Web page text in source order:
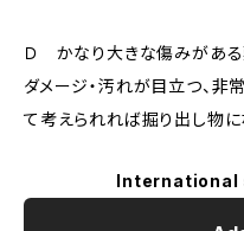
Ｄ かなり大きな傷みがある
ダメージ・汚れが目立つ、非
て考えられれば掘り出し物に
International